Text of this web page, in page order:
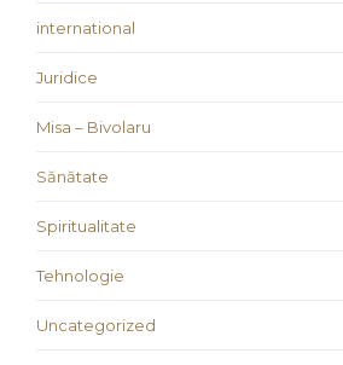
international
Juridice
Misa – Bivolaru
Sănătate
Spiritualitate
Tehnologie
Uncategorized